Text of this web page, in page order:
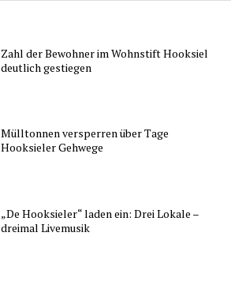
Zahl der Bewohner im Wohnstift Hooksiel
deutlich gestiegen
Mülltonnen versperren über Tage
Hooksieler Gehwege
„De Hooksieler“ laden ein: Drei Lokale –
dreimal Livemusik